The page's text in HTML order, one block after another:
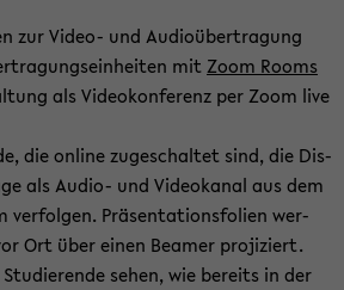
zur Video-​ und Au­di­o­über­tra­gung
mitZoom Rooms
als Vi­deo­kon­fe­renz per Zoom live
die on­line zu­ge­schal­tet sind, die Dis­
als Audio-​ und Vi­deo­ka­nal aus dem
ver­fol­gen. Prä­sen­ta­ti­ons­fo­li­en wer­
Ort über einen Bea­mer pro­ji­ziert.
sehen, wie be­reits in der